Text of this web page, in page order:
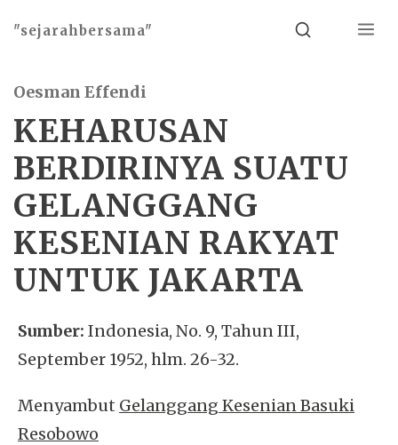
"sejarahbersama" Search Menu
Oesman Effendi
KEHARUSAN
BERDIRINYA SUATU
GELANGGANG
KESENIAN RAKYAT
UNTUK JAKARTA
Sumber: Indonesia, No. 9, Tahun III,
September 1952, hlm. 26-32.
Menyambut Gelanggang Kesenian Basuki
Resobowo